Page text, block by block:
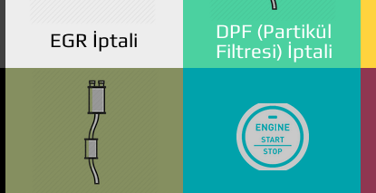
DPF (Partikül
Filtresi) İptali
EGR İptali